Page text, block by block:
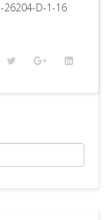
26204-D-1-16